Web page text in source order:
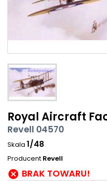
Royal Aircraft
Revell 04570
Skala 1/48
Producent Revell
 BRAK TOWARU!